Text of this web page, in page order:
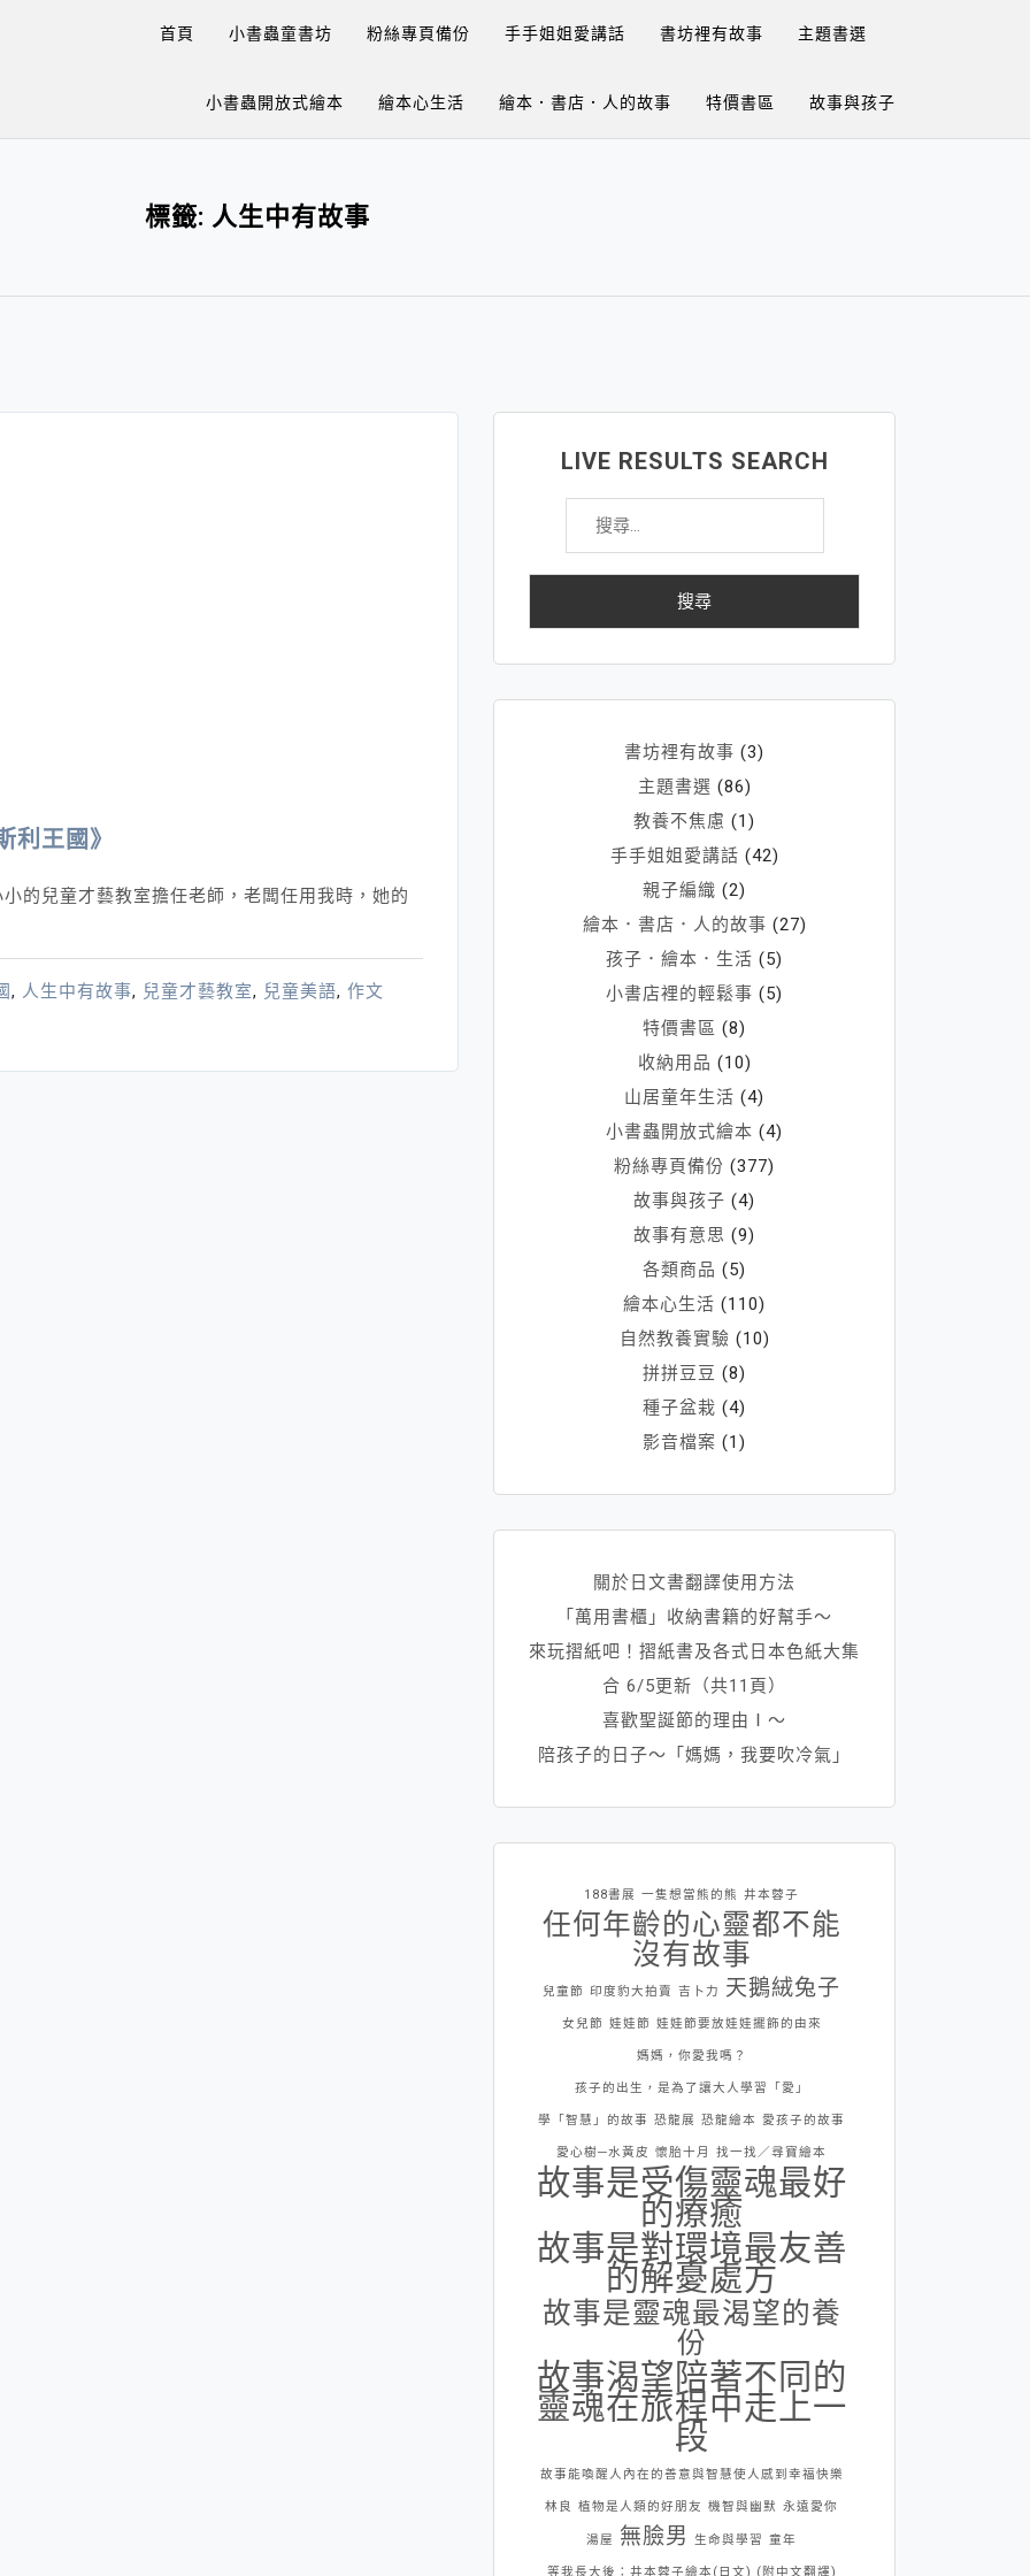
首頁 小書蟲童書坊 粉絲專頁備份 手手姐姐愛講話 書坊裡有故事 主題書選
小書蟲開放式繪本 繪本心生活 繪本．書店．人的故事 特價書區 故事與孩子
標籤: 人生中有故事
利王國》
的兒童才藝教室擔任老師，老闆任用我時，她的
, 人生中有故事, 兒童才藝教室, 兒童美語, 作文
LIVE RESULTS SEARCH
搜
關
書坊裡有故事 (3)
主題書選 (86)
教養不焦慮 (1)
手手姐姐愛講話 (42)
親子編織 (2)
繪本．書店．人的故事 (27)
孩子．繪本．生活 (5)
小書店裡的輕鬆事 (5)
特價書區 (8)
收納用品 (10)
山居童年生活 (4)
小書蟲開放式繪本 (4)
粉絲專頁備份 (377)
故事與孩子 (4)
故事有意思 (9)
各類商品 (5)
繪本心生活 (110)
自然教養實驗 (10)
拼拼豆豆 (8)
種子盆栽 (4)
影音檔案 (1)
關於日文書翻譯使用方法
「萬用書櫃」收納書籍的好幫手～
來玩摺紙吧！摺紙書及各式日本色紙大集
合 6/5更新（共11頁）
喜歡聖誕節的理由Ⅰ～
陪孩子的日子～「媽媽，我要吹冷氣」
188書展 一隻想當熊的熊 井本蓉子
任何年齡的心靈都不能
沒有故事
兒童節 印度豹大拍賣 吉卜力 天鵝絨兔子
女兒節 娃娃節 娃娃節要放娃娃擺飾的由來
媽媽，你愛我嗎？
孩子的出生，是為了讓大人學習「愛」
學「智慧」的故事 恐龍展 恐龍繪本 愛孩子的故事
愛心樹─水黃皮 懷胎十月 找一找／尋寶繪本
故事是受傷靈魂最好
的療癒
故事是對環境最友善
的解憂處方
故事是靈魂最渴望的養
份
故事渴望陪著不同的
靈魂在旅程中走上一
段
故事能喚醒人內在的善意與智慧使人感到幸福快樂
林良 植物是人類的好朋友 機智與幽默 永遠愛你
湯屋 無臉男 生命與學習 童年
等我長大後：井本蓉子繪本(日文) (附中文翻譯)